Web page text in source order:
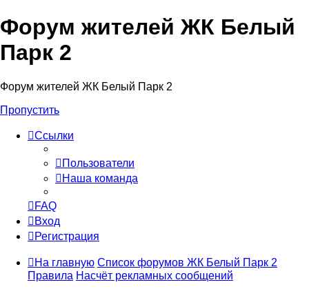
Форум жителей ЖК Белый
Парк 2
Форум жителей ЖК Белый Парк 2
Пропустить
Ссылки
Пользователи
Наша команда
FAQ
Вход
Регистрация
На главную Список форумов ЖК Белый Парк 2
Правила Насчёт рекламных сообщений